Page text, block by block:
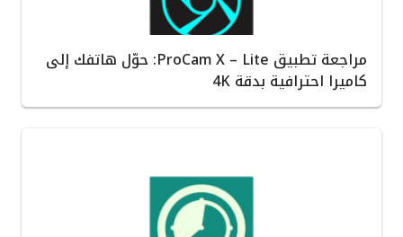
مراجعة تطبيق ProCam X – Lite: حوّل هاتفك إلى
كاميرا احترافية بدقة 4K